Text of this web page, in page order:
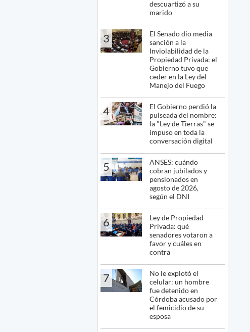
descuartizó a su
marido
3
El Senado dio media
sanción a la
Inviolabilidad de la
Propiedad Privada: el
Gobierno tuvo que
ceder en la Ley del
Manejo del Fuego
4
El Gobierno perdió la
pulseada del nombre:
la "Ley de Tierras" se
impuso en toda la
conversación digital
5
ANSES: cuándo
cobran jubilados y
pensionados en
agosto de 2026,
según el DNI
6
Ley de Propiedad
Privada: qué
senadores votaron a
favor y cuáles en
contra
7
No le explotó el
celular: un hombre
fue detenido en
Córdoba acusado por
el femicidio de su
esposa